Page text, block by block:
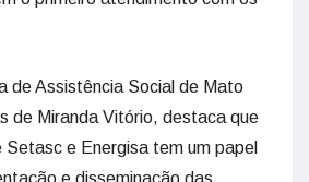
de Assistência Social de Mato
de Miranda Vitório, destaca que
Setasc e Energisa tem um papel
e disseminação das